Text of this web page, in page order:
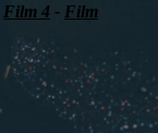
Film 4 - Film